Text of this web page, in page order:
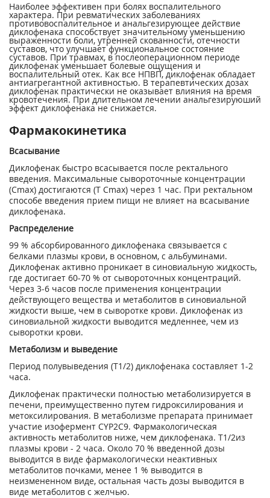
Наиболее эффективен при болях воспалительного
характера. При ревматических заболеваниях
противовоспалительное и анальгезирующее действие
диклофенака способствует значительному уменьшению
выраженности боли, утренней скованности, отечности
суставов, что улучшает функциональное состояние
суставов. При травмах, в послеоперационном периоде
диклофенак уменьшает болевые ощущения и
воспалительный отек. Как все НПВП, диклофенак обладает
антиагрегантной активностью. В терапевтических дозах
диклофенак практически не оказывает влияния на время
кровотечения. При длительном лечении анальгезируюший
эффект диклофенака не снижается.
Фармакокинетика
Всасывание
Диклофенак быстро всасывается после ректального
введения. Максимальные сывороточные концентрации
(Сmах) достигаются (Т Сmах) через 1 час. При ректальном
способе введения прием пищи не влияет на всасывание
диклофенака.
Распределение
99 % абсорбированного диклофенака связывается с
белками плазмы крови, в основном, с альбуминами.
Диклофенак активно проникает в синовиальную жидкость,
где достигает 60-70 % от сывороточных концентраций.
Через 3-6 часов после применения концентрации
действующего вещества и метаболитов в синовиальной
жидкости выше, чем в сыворотке крови. Диклофенак из
синовиальной жидкости выводится медленнее, чем из
сыворотки крови.
Метаболизм и выведение
Период полувыведения (Т1/2) диклофенака составляет 1-2
часа.
Диклофенак практически полностью метаболизируется в
печени, преимущественно путем гидроксилирования и
метоксилирования. В метаболизме препарата принимает
участие изофермент CYP2C9. Фармакологическая
активность метаболитов ниже, чем диклофенака. Т1/2из
плазмы крови - 2 часа. Около 70 % введенной дозы
выводится в виде фармакологически неактивных
метаболитов почками, менее 1 % выводится в
неизмененном виде, остальная часть дозы выводится в
виде метаболитов с желчью.